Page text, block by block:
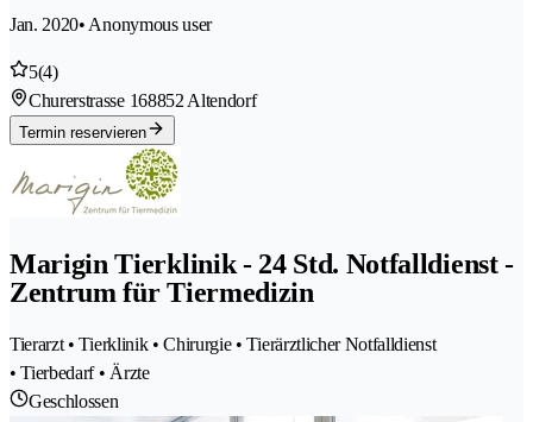
Jan. 2020• Anonymous user
5(4)
Churerstrasse 168852 Altendorf
Termin reservieren
Marigin Tierklinik - 24 Std. Notfalldienst -
Zentrum für Tiermedizin
Tierarzt • Tierklinik • Chirurgie • Tierärztlicher Notfalldienst
• Tierbedarf • Ärzte
Geschlossen